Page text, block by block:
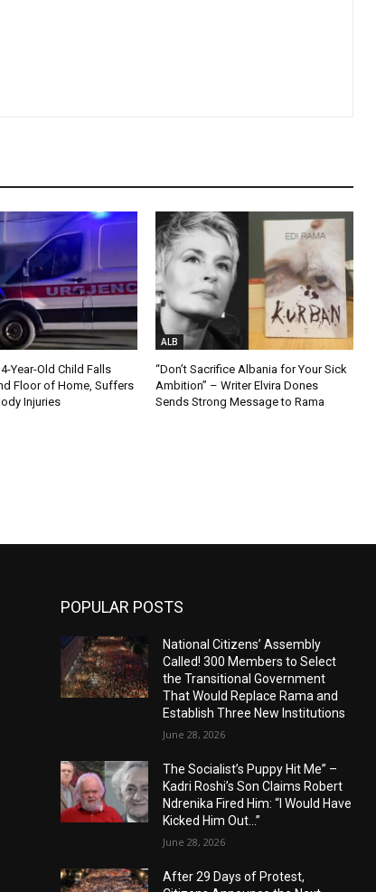
Year-Old Child Falls
Floor of Home, Suffers
Injuries
ALB
“Don’t Sacrifice Albania for Your Sick
Ambition” – Writer Elvira Dones
Sends Strong Message to Rama
POPULAR POSTS
National Citizens’ Assembly
Called! 300 Members to Select
the Transitional Government
That Would Replace Rama and
Establish Three New Institutions
June 28, 2026
The Socialist’s Puppy Hit Me” –
Kadri Roshi’s Son Claims Robert
Ndrenika Fired Him: “I Would Have
Kicked Him Out…”
June 28, 2026
After 29 Days of Protest,